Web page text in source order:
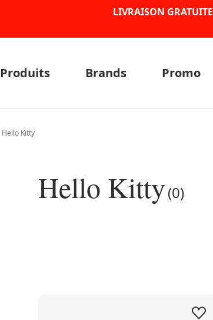
LIVRAISON GRATUITE
Produits Brands Promo
Hello Kitty
Hello Kitty(0)